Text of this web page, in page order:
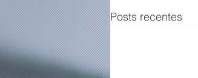
Posts recentes